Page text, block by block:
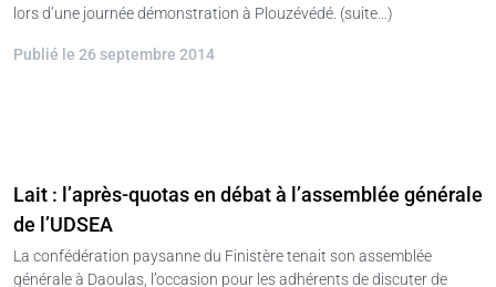
lors d’une journée démonstration à Plouzévédé. (suite…)
Publié le 26 septembre 2014
Lait : l’après-quotas en débat à l’assemblée générale
de l’UDSEA
La confédération paysanne du Finistère tenait son assemblée
générale à Daoulas, l’occasion pour les adhérents de discuter de